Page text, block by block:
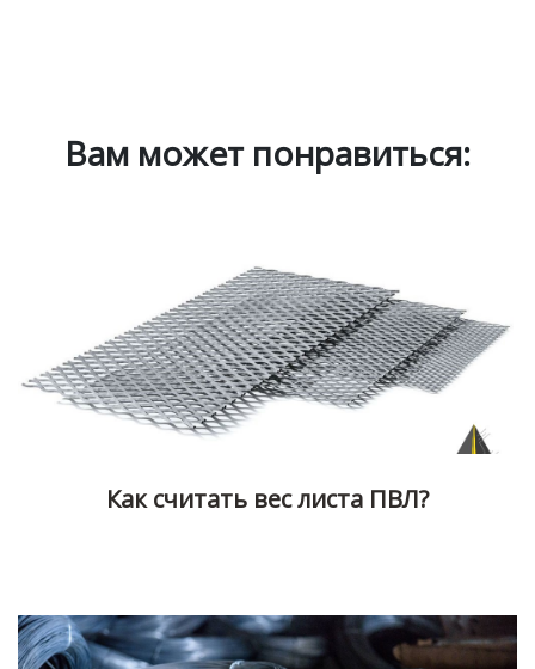
Вам может понравиться:
Как считать вес листа ПВЛ?